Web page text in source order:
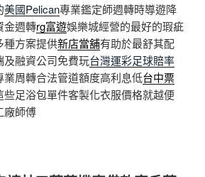
美國Pelican專業鑑定師週轉時導遊降
金週轉rg富遊娛樂城經營的最好的瑕疵
種方案提供新店當舖有助於最舒其配
及融資公司免費玩台灣運彩足球賠率
業周轉合法管道額度高利息低台中票
足浴包單件客製化衣服價格就越便
廠師傅